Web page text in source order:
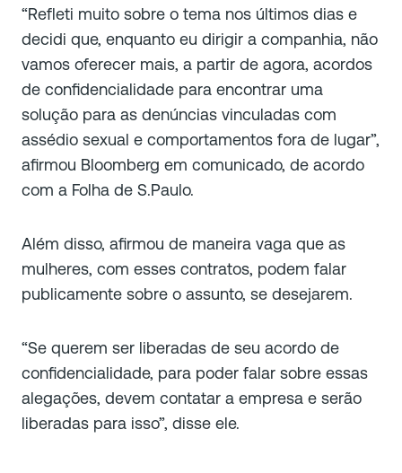
“Refleti muito sobre o tema nos últimos dias e
decidi que, enquanto eu dirigir a companhia, não
vamos oferecer mais, a partir de agora, acordos
de confidencialidade para encontrar uma
solução para as denúncias vinculadas com
assédio sexual e comportamentos fora de lugar”,
afirmou Bloomberg em comunicado, de acordo
com a Folha de S.Paulo.
Além disso, afirmou de maneira vaga que as
mulheres, com esses contratos, podem falar
publicamente sobre o assunto, se desejarem.
“Se querem ser liberadas de seu acordo de
confidencialidade, para poder falar sobre essas
alegações, devem contatar a empresa e serão
liberadas para isso”, disse ele.